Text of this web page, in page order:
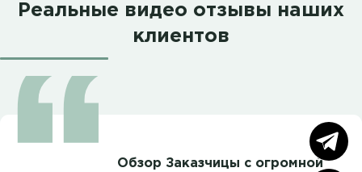
Реальные видео отзывы наших
клиентов
Обзор Заказчицы с огромной